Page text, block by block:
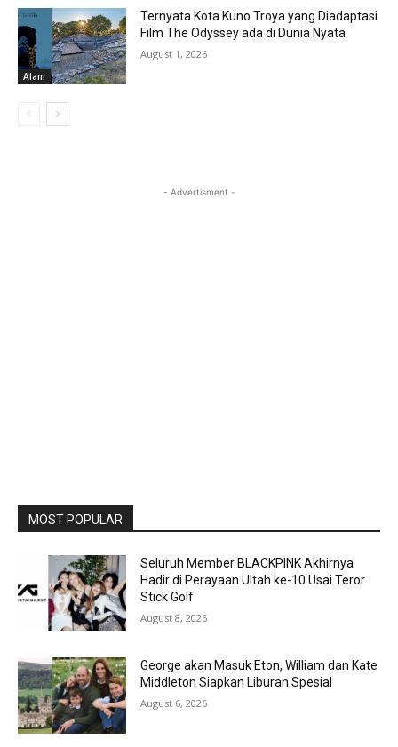
Alam
Ternyata Kota Kuno Troya yang Diadaptasi
Film The Odyssey ada di Dunia Nyata
August 1, 2026
- Advertisment -
MOST POPULAR
Seluruh Member BLACKPINK Akhirnya
Hadir di Perayaan Ultah ke-10 Usai Teror
Stick Golf
August 8, 2026
George akan Masuk Eton, William dan Kate
Middleton Siapkan Liburan Spesial
August 6, 2026